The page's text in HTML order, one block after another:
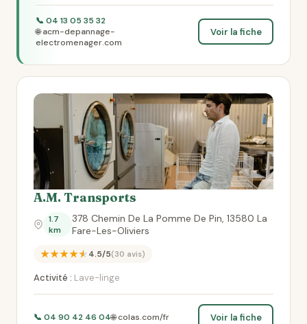
📞 04 13 05 35 32
🌐 acm-depannage-
electromenager.com
Voir la fiche
A.M. Transports
1.7
km
378 Chemin De La Pomme De Pin, 13580 La
Fare-Les-Oliviers
★★★★★4.5/5(30 avis)
Activité : Lave-linge
📞 04 90 42 46 04🌐 colas.com/fr Voir la fiche